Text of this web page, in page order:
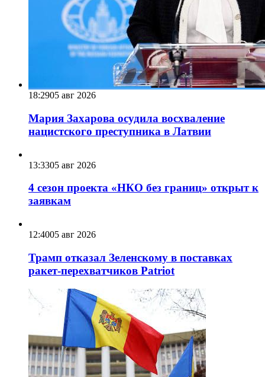
18:2905 авг 2026
Мария Захарова осудила восхваление
нацистского преступника в Латвии
13:3305 авг 2026
4 сезон проекта «НКО без границ» открыт к
заявкам
12:4005 авг 2026
Трамп отказал Зеленскому в поставках
ракет-перехватчиков Patriot